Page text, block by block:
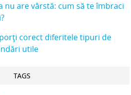
nu are vârstă: cum să te îmbraci
corect diferitele tipuri de
utile
TAGS